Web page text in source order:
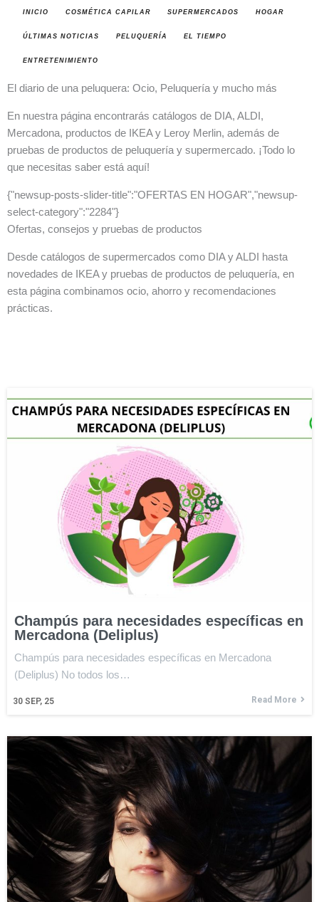
INICIO COSMÉTICA CAPILAR SUPERMERCADOS HOGAR
ÚLTIMAS NOTICIAS PELUQUERÍA EL TIEMPO
ENTRETENIMIENTO
El diario de una peluquera: Ocio, Peluquería y mucho más
En nuestra página encontrarás catálogos de DIA, ALDI,
Mercadona, productos de IKEA y Leroy Merlin, además de
pruebas de productos de peluquería y supermercado. ¡Todo lo
que necesitas saber está aquí!
{"newsup-posts-slider-title":"OFERTAS EN HOGAR","newsup-
select-category":"2284"}
Ofertas, consejos y pruebas de productos
Desde catálogos de supermercados como DIA y ALDI hasta
novedades de IKEA y pruebas de productos de peluquería, en
esta página combinamos ocio, ahorro y recomendaciones
prácticas.
Champús para necesidades específicas en
Mercadona (Deliplus)
30 SEP, 25
Champús para necesidades específicas en Mercadona
(Deliplus) No todos los…
Read More